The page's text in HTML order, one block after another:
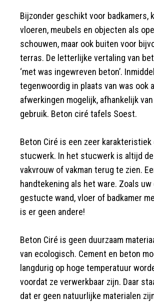
Bijzonder geschikt voor badkamers,
vloeren, meubels en objecten als
schouwen, maar ook buiten voor
terras. De letterlijke vertaling van
‘met was ingewreven beton’.
tegenwoordig in plaats van was ook
afwerkingen mogelijk, afhankelijk
gebruik. Beton ciré tafels Soest.
Beton Ciré is een zeer karakteristiek
stucwerk. In het stucwerk is altijd de
vakvrouw of vakman terug te zien.
handtekening als het ware. Zoals uw
gestucte wand, vloer of badkamer
is er geen andere!
Beton Ciré is geen duurzaam
van ecologisch. Cement en beton
langdurig op hoge temperatuur
voordat ze verwerkbaar zijn. Daar
dat er geen natuurlijke materialen